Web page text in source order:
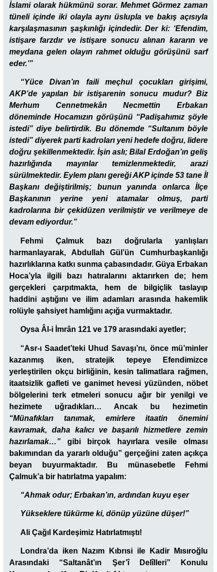
İslami olarak hükmünü sorar. Mehmet Görmez zaman
tüneli içinde iki olayla aynı üslupla ve bakış açısıyla
karşılaşmasının şaşkınlığı içindedir. Der ki: ‘Efendim,
istişare farzdır ve istişare sonucu alınan kararın ve
meydana gelen olayın rahmet olduğu görüşünü sarf
eder.’”
“Yüce Divan’ın faili meçhul çocukları girişimi,
AKP’de yapılan bir istişarenin sonucu mudur? Biz
Merhum Cennetmekân Necmettin Erbakan
döneminde Hocamızın görüşünü “Padişahımız şöyle
istedi” diye belirtirdik. Bu dönemde “Sultanım böyle
istedi” diyerek parti kadroları yeni hedefe doğru, lidere
doğru şekillenmektedir. İşin aslı; Bilal Erdoğan’ın geliş
hazırlığında mayınlar temizlenmektedir, arazi
sürülmektedir. Eylem planı gereği AKP içinde 53 tane İl
Başkanı değiştirilmiş; bunun yanında onlarca İlçe
Başkanının yerine yeni atamalar olmuş, parti
kadrolarına bir çekidüzen verilmiştir ve verilmeye de
devam ediyordur.”
Fehmi Çalmuk bazı doğrularla yanlışları
harmanlayarak, Abdullah Gül’ün Cumhurbaşkanlığı
hazırlıklarına katkı sunma çabasındadır. Güya Erbakan
Hoca’yla ilgili bazı hatıralarını aktarırken de; hem
gerçekleri çarpıtmakta, hem de bilgiçlik taslayıp
haddini aştığını ve ilim adamları arasında hakemlik
rolüyle şahsiyet hamlığını açığa vurmaktadır.
Oysa Âl-i İmrân 121 ve 179 arasındaki ayetler;
“Asr-ı Saadet’teki Uhud Savaşı’nı, önce mü’minler
kazanmış iken, stratejik tepeye Efendimizce
yerleştirilen okçu birliğinin, kesin talimatlara rağmen,
itaatsizlik gafleti ve ganimet hevesi yüzünden, nöbet
bölgelerini terk etmeleri sonucu ağır bir yenilgi ve
hezimete uğradıkları… Ancak bu hezimetin
“Münafıkları tanımak, emirlere itaatin önemini
kavramak, daha kalıcı ve başarılı hizmetlere zemin
hazırlamak…” gibi birçok hayırlara vesile olması
bakımından da yararlı olduğu” gerçeğini zaten açıkça
beyan buyurmaktadır. Bu münasebetle Fehmi
Çalmuk’a bir hatırlatma yapalım:
“Ahmak odur; Erbakan’ın, ardından kuyu eşer
Yükseklere tükürme ki, dönüp yüzüne düşer!”
Ali Çağıl Kardeşimiz Hatırlatmıştı!
Londra’da iken Nazım Kıbrısi ile Kadir Mısıroğlu
Arasındaki “Saltanât’ın Şer’î Delîlleri” Konulu